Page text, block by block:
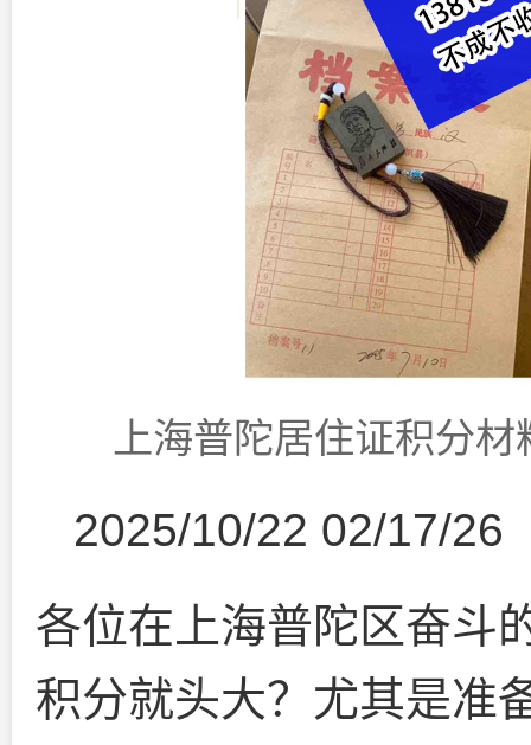
上海普陀居住证积分
2025/10/22 02/17/26
各位在上海普陀区奋斗
积分就头大？尤其是准